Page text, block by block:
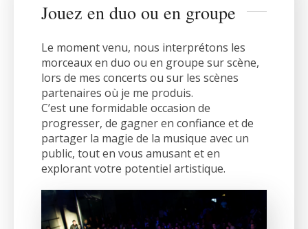
Jouez en duo ou en groupe
Le moment venu, nous interprétons les
morceaux en duo ou en groupe sur scène,
lors de mes concerts ou sur les scènes
partenaires où je me produis.
C’est une formidable occasion de
progresser, de gagner en confiance et de
partager la magie de la musique avec un
public, tout en vous amusant et en
explorant votre potentiel artistique.